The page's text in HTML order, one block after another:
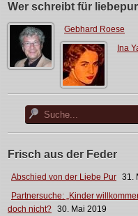
Wer schreibt für
Gebhard Roese
Ina
Frisch aus der Feder
Abschied von der Liebe Pur 31.
Partnersuche: „Kinder
doch nicht? 30. Mai 2019